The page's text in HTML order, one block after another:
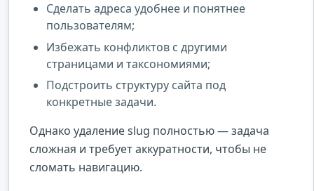
Сделать адреса удобнее и понятнее
пользователям;
Избежать конфликтов с другими
страницами и таксономиями;
Подстроить структуру сайта под
конкретные задачи.
Однако удаление slug полностью — задача
сложная и требует аккуратности, чтобы не
сломать навигацию.